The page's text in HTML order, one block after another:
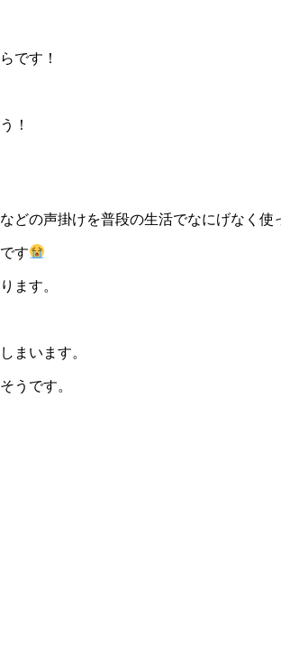
です！
！
どの声掛けを普段の生活でなにげなく使
す
ます。
まいます。
うです。